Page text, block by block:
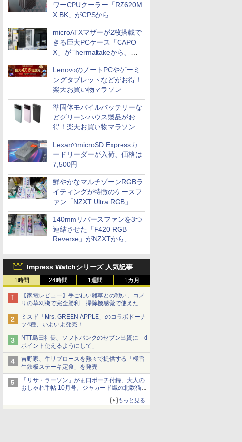
ワーCPUクーラー「RZ620M
X BK」がCPSから
microATXマザーが2枚搭載で
きる巨大PCケース「CAPO
X」がThermaltakeから、カ
ラーは2色
LenovoのノートPCやゲーミ
ングタブレットなどがお得！
楽天お買い物マラソン
準固体モバイルバッテリーな
どグリーンハウス製品がお
得！楽天お買い物マラソン
LexarのmicroSD Expressカ
ードリーダーが入荷、価格は
7,500円
鮮やかなマルチゾーンRGBラ
イティングが特徴のケースフ
ァン「NZXT Ultra RGB」が
発売、計8製品
140mmリバースファンを3つ
連結させた「F420 RGB
Reverse」がNZXTから、単
Impress Watchシリーズ 人気記事
1時間 24時間 1週間 1カ月
【家電レビュー】手ごわい雑草との戦い、コメ
リの草刈機で完全勝利 掃除機感覚で使えた
ミスド「Mrs. GREEN APPLE」のコラボドーナ
ツ4種、いよいよ発売！
NTT島田社長、ソフトバンクのセブン出資に「d
ポイント使えるようにして」
吉野家、牛リブロースを熱々で提供する「極旨
牛鉄板ステーキ定食」を発売
「リサ・ラーソン」がま口ポーチ付録、大人の
おしゃれ手帖 10月号。ジャカード織の北欧猫デ
もっと見る